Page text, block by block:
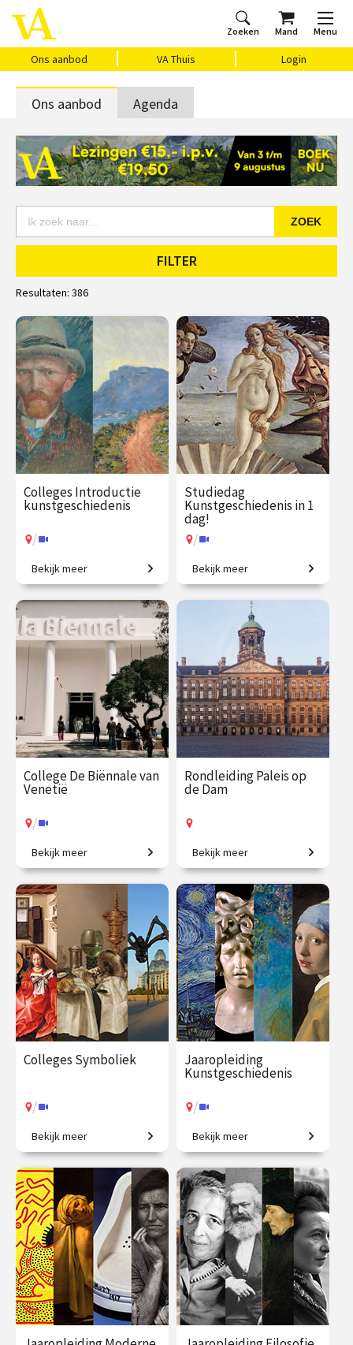
Zoeken Mand Menu
Ons aanbod VA Thuis Login
Home
Ons aanbod
Agenda
VAthuis
Over ons
Vragen?
Cadeaubon
Ons aanbod Agenda
ZOEK
FILTER
Resultaten: 386
Colleges Introductie
kunstgeschiedenis
/
2500 jaar westerse
kunstgeschiedenis in
vogelvlucht.
€ 345.00
vanaf 21
sep.
Op locatie of online
Bekijk meer
Studiedag
Kunstgeschiedenis in 1
dag!
/
Uitdagende expeditie van
Grieken tot moderne kunst.
€ 65.00 / €
aug.
/ Op locatie of online
Bekijk meer
College De Biënnale van
Venetië
/
Een geweldig aanbod aan
hedendaagse kunst.
€ 35.00
vanaf 17
aug.
/ Op locatie of online
Bekijk meer
Rondleiding Paleis op
de Dam
Kom mee en ontdek het
mooiste stadhuis van de
Gouden Eeuw!
€ 27.50
vanaf 12
aug.
Op locatie
Bekijk meer
Colleges Symboliek
/
Beeldbetekenis in de kunst.
€ 345.00
vanaf 22
sep.
/ Op locatie of online
Bekijk meer
Jaaropleiding
Kunstgeschiedenis
/
Het colloquium
kunstgeschiedenis, in één
jaar. Een uitgebreid
chronologisch overzicht.
€ 1225.00
vanaf 23
sep.
/ Op locatie of online
Bekijk meer